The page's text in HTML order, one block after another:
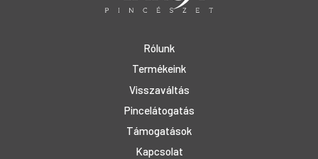
Rólunk
Termékeink
Visszaváltás
Pincelátogatás
Támogatások
Kapcsolat